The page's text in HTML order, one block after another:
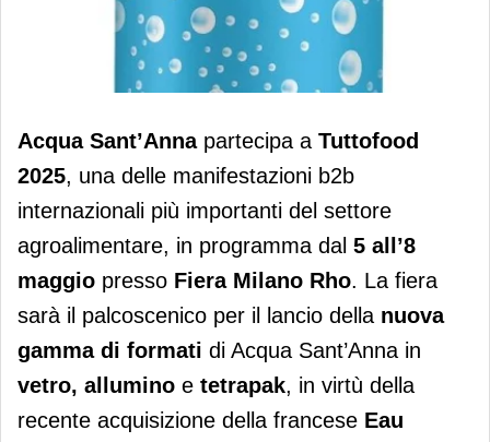
Nuovi formati per acqua Sant'Anna
Acqua Sant’Annapartecipa a Tuttofood
2025, una delle manifestazioni b2b
internazionali più importanti del settore
agroalimentare, in programma dal 5 all’8
maggio presso Fiera Milano Rho. La fiera
sarà il palcoscenico per il lancio della nuova
gamma di formati di Acqua Sant’Anna in
vetro, allumino e tetrapak, in virtù della
recente acquisizione della francese Eau